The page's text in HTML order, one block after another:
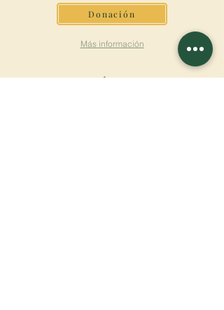
Donación
Más información